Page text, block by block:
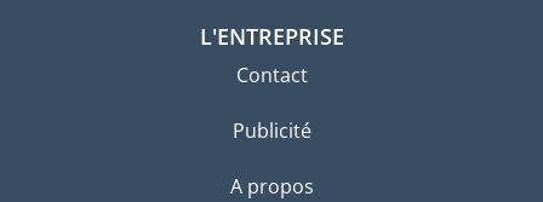
L'ENTREPRISE
Contact
Publicité
A propos